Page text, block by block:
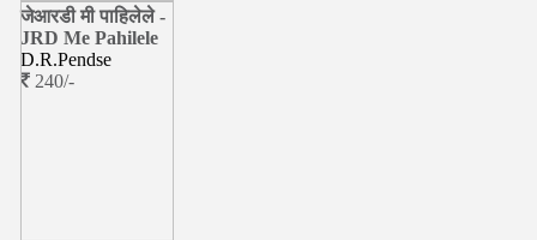
जेआरडी मी पाहिलेले -
JRD Me Pahilele
D.R.Pendse
240/-